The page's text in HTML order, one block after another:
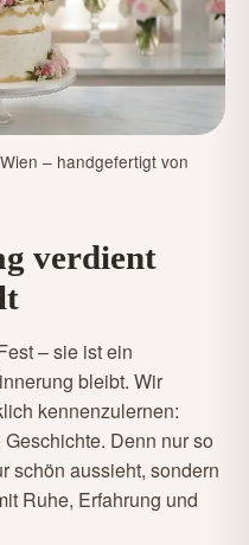
– handgefertigt von
verdient
– sie ist ein
bleibt. Wir
kennenzulernen:
Denn nur so
schön aussieht, sondern
Ruhe, Erfahrung und